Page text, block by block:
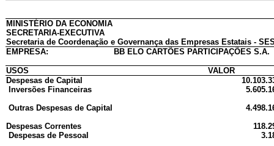
MINISTÉRIO DA ECONOMIA
SECRETARIA-EXECUTIVA
Secretaria de Coordenação e Governança das Empresas Estatais -
EMPRESA:
BB ELO CARTÕES PARTICIPAÇÕES S.A.
USOS
VALOR
Despesas de Capital
Inversões Financeiras
Outras Despesas de Capital
Despesas Correntes
Despesas de Pessoal